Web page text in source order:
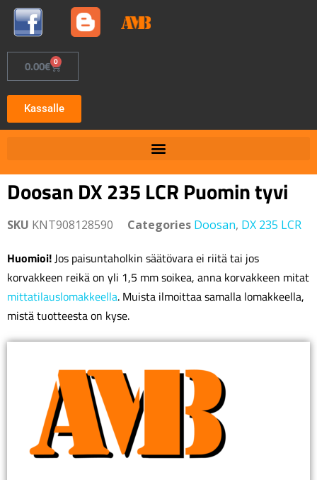
0.00€ 0
Kassalle
Doosan DX 235 LCR Puomin tyvi
SKU KNT908128590 Categories Doosan, DX 235 LCR
Huomioi!Jos paisuntaholkin säätövara ei riitä tai jos
korvakkeen reikä on yli 1,5 mm soikea, anna korvakkeen mitat
mittatilauslomakkeella. Muista ilmoittaa samalla lomakkeella,
mistä tuotteesta on kyse.